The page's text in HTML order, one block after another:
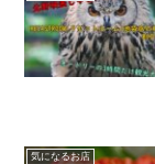
気になるお店